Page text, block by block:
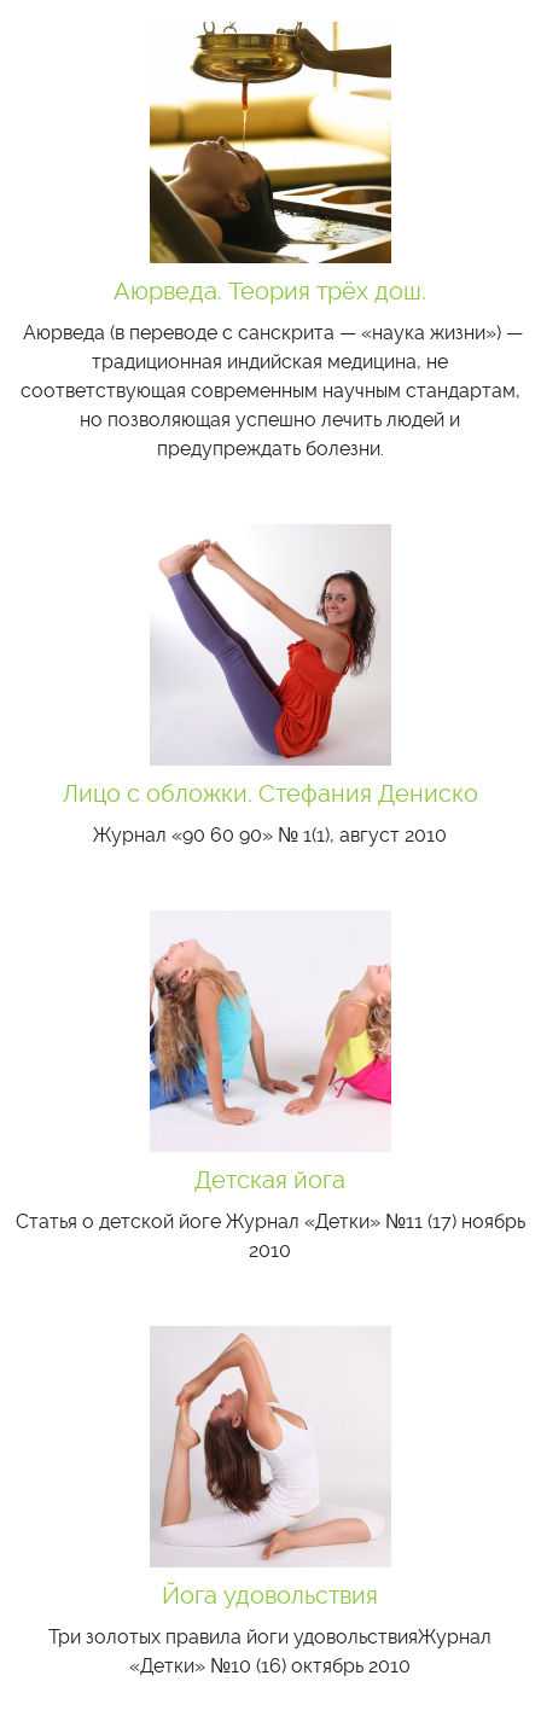
Аюрведа. Теория трёх дош.
Аюрведа (в переводе с санскрита — «наука жизни») —
традиционная индийская медицина, не
соответствующая современным научным стандартам,
но позволяющая успешно лечить людей и
предупреждать болезни.
Лицо с обложки. Стефания Дениско
Журнал «90 60 90» № 1(1), август 2010
Детская йога
Статья о детской йоге Журнал «Детки» №11 (17) ноябрь
2010
Йога удовольствия
Три золотых правила йоги удовольствияЖурнал
«Детки» №10 (16) октябрь 2010